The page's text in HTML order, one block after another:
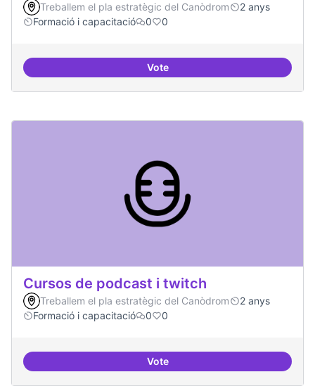
Treballem el pla estratègic del Canòdrom
2 anys
Formació i capacitació
0 0
VoteDefinició del currículum del
Cursos de podcast i twitch
Treballem el pla estratègic del Canòdrom
2 anys
Formació i capacitació
0 0
VoteCursos de podcast i twitch